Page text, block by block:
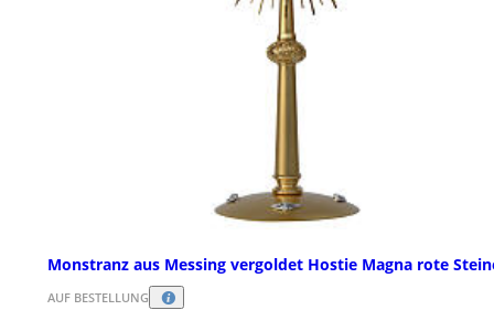
Monstranz aus Messing vergoldet Hostie Magna rote
AUF BESTELLUNG